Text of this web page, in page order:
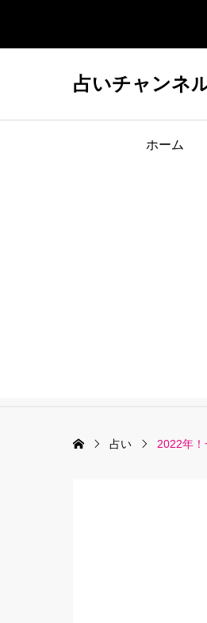
占いチャンネ
ホーム
占い 2022年